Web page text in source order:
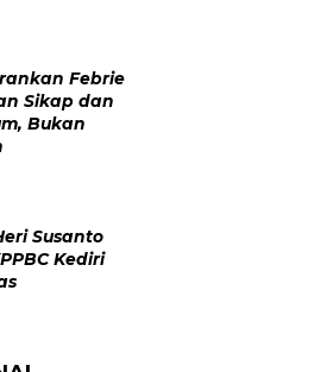
Febrie
Sikap dan
Bukan
Susanto
Kediri